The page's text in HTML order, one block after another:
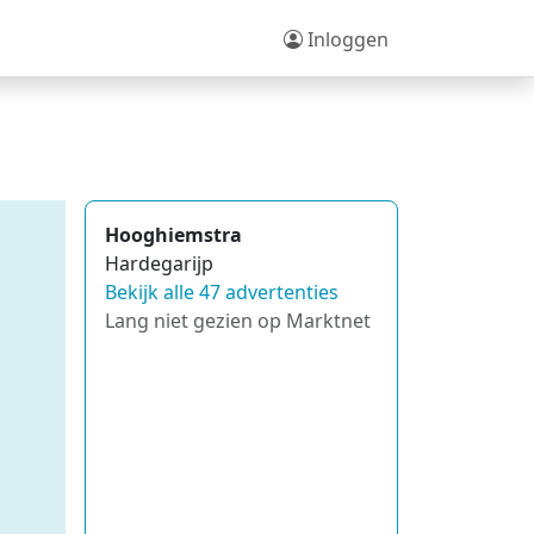
Inloggen
Hooghiemstra
Hardegarijp
Bekijk alle 47 advertenties
Lang niet gezien op Marktnet